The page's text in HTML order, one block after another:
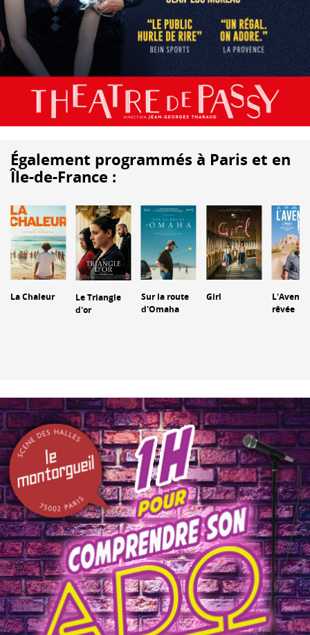
Également programmés à Paris et en
Île-de-France :
La Chaleur
Le Triangle
d'or
Sur la route
d'Omaha
Girl
rêvée